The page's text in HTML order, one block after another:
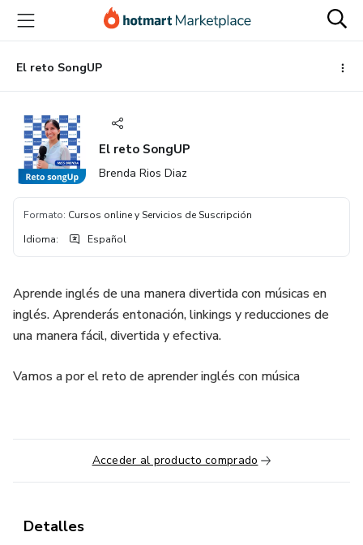
principal
página
de
página
El reto SongUP
El reto SongUP
Brenda Rios Diaz
Formato: Cursos online y Servicios de Suscripción
Idioma: Español
Aprende inglés de una manera divertida con músicas en
inglés. Aprenderás entonación, linkings y reducciones de
una manera fácil, divertida y efectiva.
Vamos a por el reto de aprender inglés con música
Acceder al producto comprado
Detalles